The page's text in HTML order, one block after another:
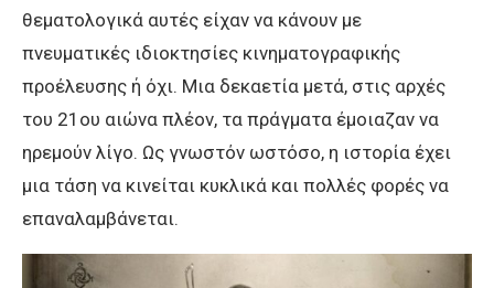
θεματολογικά αυτές είχαν να κάνουν με
πνευματικές ιδιοκτησίες κινηματογραφικής
προέλευσης ή όχι. Μια δεκαετία μετά, στις αρχές
του 21ου αιώνα πλέον, τα πράγματα έμοιαζαν να
ηρεμούν λίγο. Ως γνωστόν ωστόσο, η ιστορία έχει
μια τάση να κινείται κυκλικά και πολλές φορές να
επαναλαμβάνεται.